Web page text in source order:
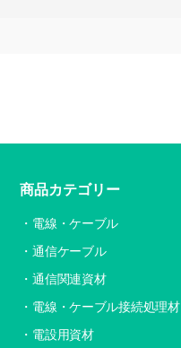
商品カテゴリー
電線・ケーブル
通信ケーブル
通信関連資材
電線・ケーブル接続処理材
電設用資材